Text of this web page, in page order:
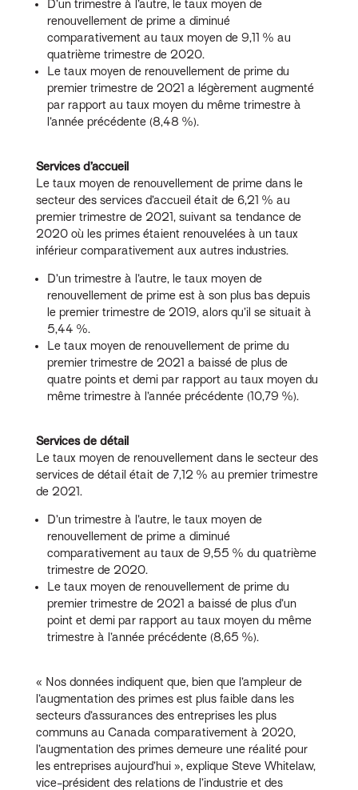
D’un trimestre à l’autre, le taux moyen de
renouvellement de prime a diminué
comparativement au taux moyen de 9,11 % au
quatrième trimestre de 2020.
Le taux moyen de renouvellement de prime du
premier trimestre de 2021 a légèrement augmenté
par rapport au taux moyen du même trimestre à
l’année précédente (8,48 %).
Services d’accueil
Le taux moyen de renouvellement de prime dans le
secteur des services d’accueil était de 6,21 % au
premier trimestre de 2021, suivant sa tendance de
2020 où les primes étaient renouvelées à un taux
inférieur comparativement aux autres industries.
D’un trimestre à l’autre, le taux moyen de
renouvellement de prime est à son plus bas depuis
le premier trimestre de 2019, alors qu’il se situait à
5,44 %.
Le taux moyen de renouvellement de prime du
premier trimestre de 2021 a baissé de plus de
quatre points et demi par rapport au taux moyen du
même trimestre à l’année précédente (10,79 %).
Services de détail
Le taux moyen de renouvellement dans le secteur des
services de détail était de 7,12 % au premier trimestre
de 2021.
D’un trimestre à l’autre, le taux moyen de
renouvellement de prime a diminué
comparativement au taux de 9,55 % du quatrième
trimestre de 2020.
Le taux moyen de renouvellement de prime du
premier trimestre de 2021 a baissé de plus d’un
point et demi par rapport au taux moyen du même
trimestre à l’année précédente (8,65 %).
« Nos données indiquent que, bien que l’ampleur de
l’augmentation des primes est plus faible dans les
secteurs d’assurances des entreprises les plus
communs au Canada comparativement à 2020,
l’augmentation des primes demeure une réalité pour
les entreprises aujourd’hui », explique Steve Whitelaw,
vice-président des relations de l’industrie et des